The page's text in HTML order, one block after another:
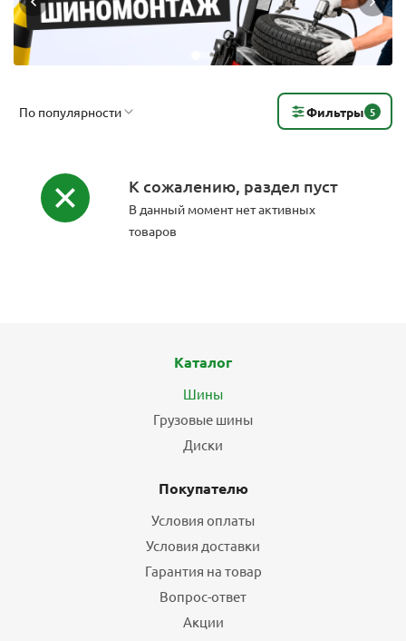
По популярности Фильтры 5
К сожалению, раздел пуст
В данный момент нет активных
товаров
Каталог
Шины
Грузовые шины
Диски
Покупателю
Условия оплаты
Условия доставки
Гарантия на товар
Вопрос-ответ
Акции